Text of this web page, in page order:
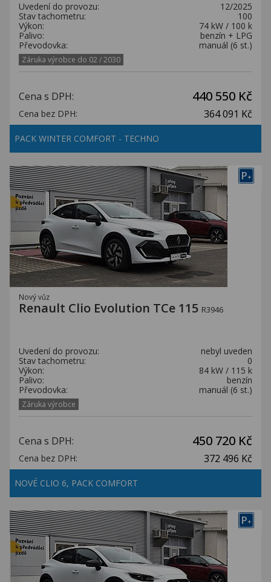
Uvedení do provozu:
12/2025
Stav tachometru:
100
Výkon:
74 kW / 100 k
Palivo:
benzín + LPG
Převodovka:
manuál (6 st.)
Záruka výrobce do 02 / 2030
Cena s DPH: 440 550 Kč
Cena bez DPH: 364 091 Kč
PACK WINTER COMFORT - TECHNO
P+
Nový vůz
Renault Clio Evolution TCe 115 R3946
Uvedení do provozu:
nebyl uveden
Stav tachometru:
0
Výkon:
84 kW / 115 k
Palivo:
benzín
Převodovka:
manuál (6 st.)
Záruka výrobce
Cena s DPH: 450 720 Kč
Cena bez DPH: 372 496 Kč
NOVÉ CLIO 6, PACK COMFORT
P+